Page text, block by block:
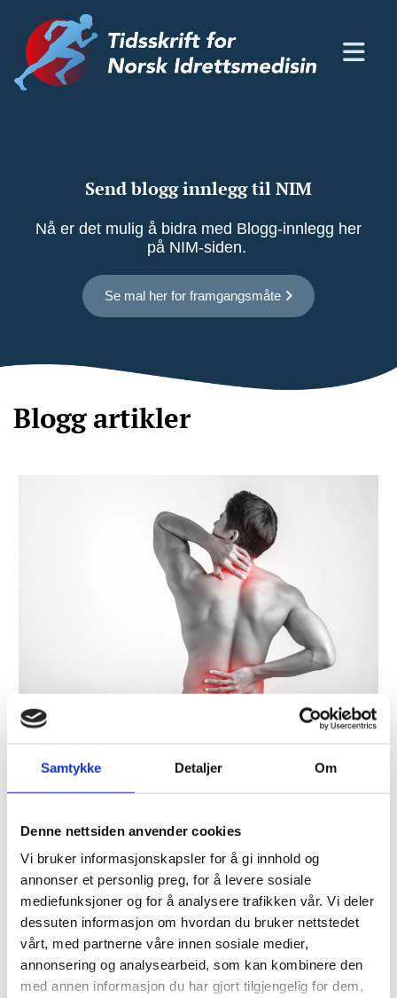
Samtykke Detaljer Om
Denne nettsiden anvender cookies
Vi bruker informasjonskapsler for å gi innhold og
annonser et personlig preg, for å levere sosiale
mediefunksjoner og for å analysere trafikken vår. Vi deler
dessuten informasjon om hvordan du bruker nettstedet
vårt, med partnerne våre innen sosiale medier,
annonsering og analysearbeid, som kan kombinere den
med annen informasjon du har gjort tilgjengelig for dem,
Send blogg innlegg til NIM
Nå er det mulig å bidra med Blogg-innlegg her
på NIM-siden.
Se mal her for framgangsmåte
Blogg artikler
04/03/2025
Effekten av høydose medisinsk
treningsterapi for pasienter med
annerledes dersom smertereduksjon er det viktigste
pasientene ønsker hjelp til? Nyere studier utfordrer
tidligere antagelser, og det er kanskje tid for å endre
hva man tenker rundt fremtidig behandling av
symptomatisk kneartrose.
Les mer